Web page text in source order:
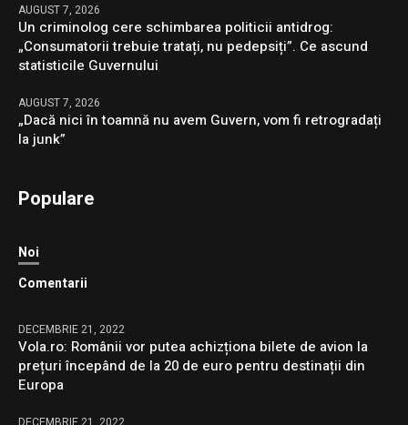
AUGUST 7, 2026
Un criminolog cere schimbarea politicii antidrog:
„Consumatorii trebuie tratați, nu pedepsiți”. Ce ascund
statisticile Guvernului
AUGUST 7, 2026
„Dacă nici în toamnă nu avem Guvern, vom fi retrogradați
la junk”
Populare
Noi
Comentarii
DECEMBRIE 21, 2022
Vola.ro: Românii vor putea achizționa bilete de avion la
prețuri începând de la 20 de euro pentru destinații din
Europa